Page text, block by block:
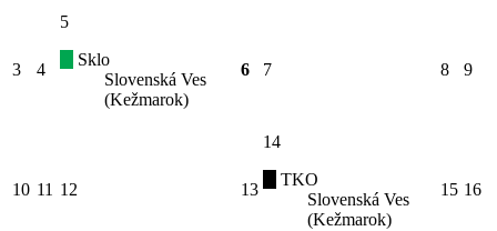
3 4
5
Sklo
Slovenská Ves
(Kežmarok)
6 7 8 9
10 11 12 13
14
TKO
Slovenská Ves
(Kežmarok)
15 16